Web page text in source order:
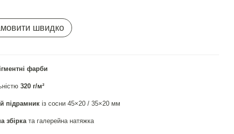
швидко
фарби
320 г/м²
підрамникіз сосни 45×20 / 35×20 мм
збірката галерейна натяжка